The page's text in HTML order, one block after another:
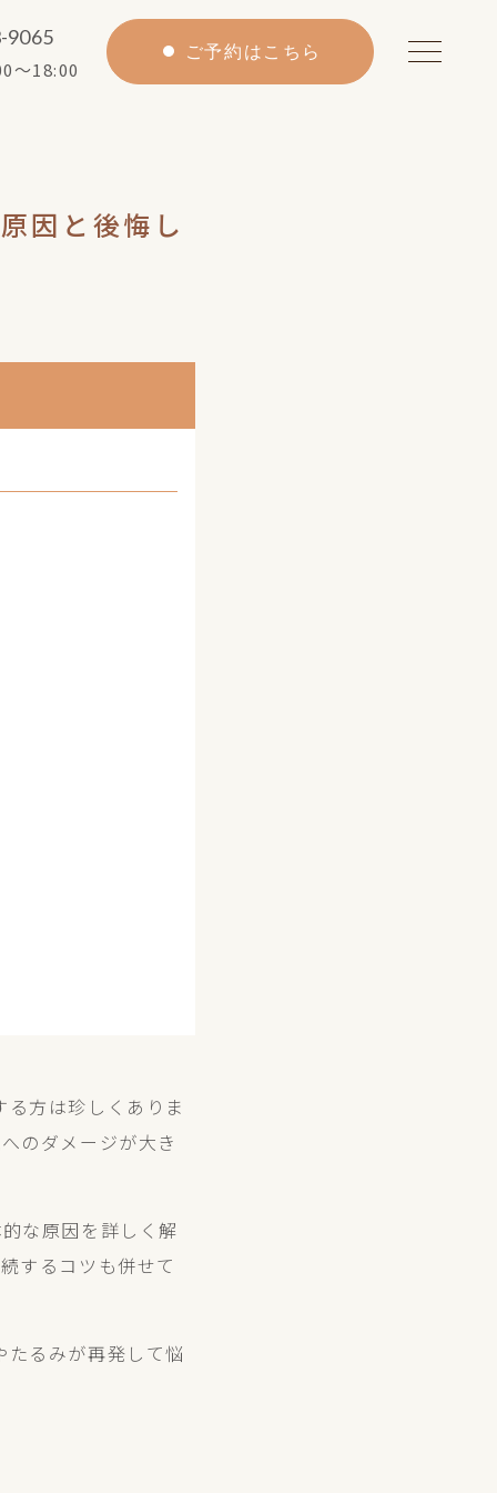
9065
〜18:00
ご予約はこちら
因と後悔し
方は珍しくありま
のダメージが大き
な原因を詳しく解
するコツも併せて
るみが再発して悩